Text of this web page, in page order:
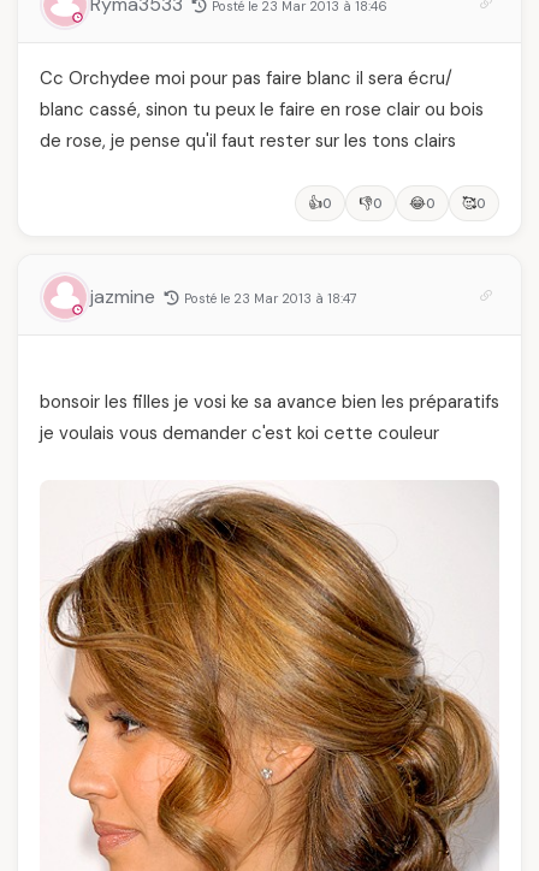
Posté le 23 Mar 2013 à 18:46
Cc Orchydee moi pour pas faire blanc il sera écru/
blanc cassé, sinon tu peux le faire en rose clair ou bois
de rose, je pense qu'il faut rester sur les tons clairs
👍0 👎0 😂0 🥰0
jazmine Posté le 23 Mar 2013 à 18:47
bonsoir les filles je vosi ke sa avance bien les préparatifs
je voulais vous demander c'est koi cette couleur